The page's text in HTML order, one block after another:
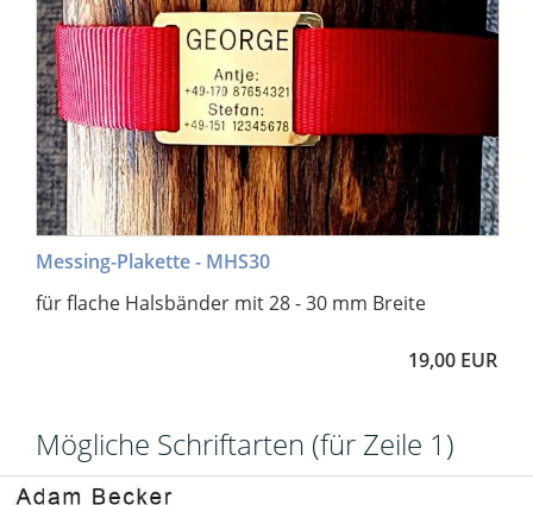
Messing-Plakette - MHS30
für flache Halsbänder mit 28 - 30 mm Breite
19,00 EUR
Mögliche Schriftarten (für Zeile 1)